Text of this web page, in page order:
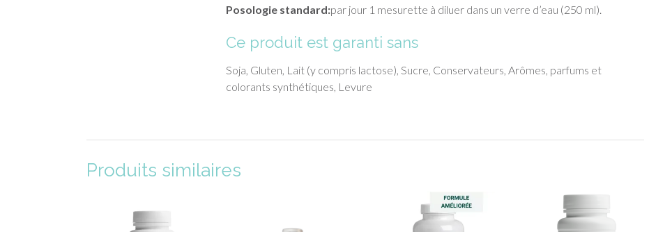
Posologie standard:par jour 1 mesurette à diluer dans un verre d’eau (250 ml).
Ce produit est garanti sans
Soja, Gluten, Lait (y compris lactose), Sucre, Conservateurs, Arômes, parfums et
colorants synthétiques, Levure
Produits similaires